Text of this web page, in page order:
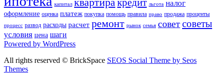
капитал кредит льгота налог
оформление оценка платеж покупка помощь правила право продажа проценты
процесс развод расходы расчет ремонт рынок семья советсоветы
условия цена шаги
Powered by WordPress
All rights reserved © BrickSpace SEOS Social Theme by Seos
Themes